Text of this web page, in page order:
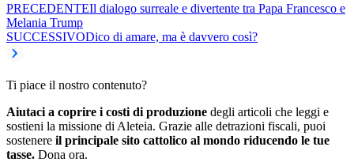
PRECEDENTEIl dialogo surreale e divertente tra Papa Francesco e
Melania Trump
SUCCESSIVODico di amare, ma è davvero così?
Ti piace il nostro contenuto?
Aiutaci a coprire i costi di produzione degli articoli che leggi e
sostieni la missione di Aleteia. Grazie alle detrazioni fiscali, puoi
sostenere il principale sito cattolico al mondo riducendo le tue
tasse. Dona ora.